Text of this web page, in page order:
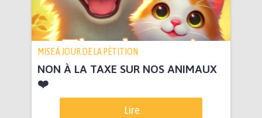
MISE À JOUR DE LA PÉTITION
NON À LA TAXE SUR NOS ANIMAUX
❤️
Lire